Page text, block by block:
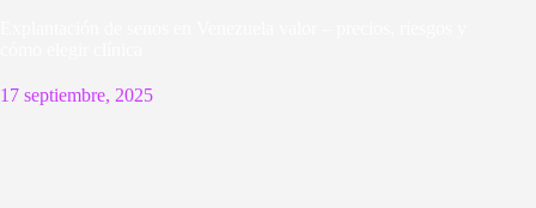
17 septiembre, 2025